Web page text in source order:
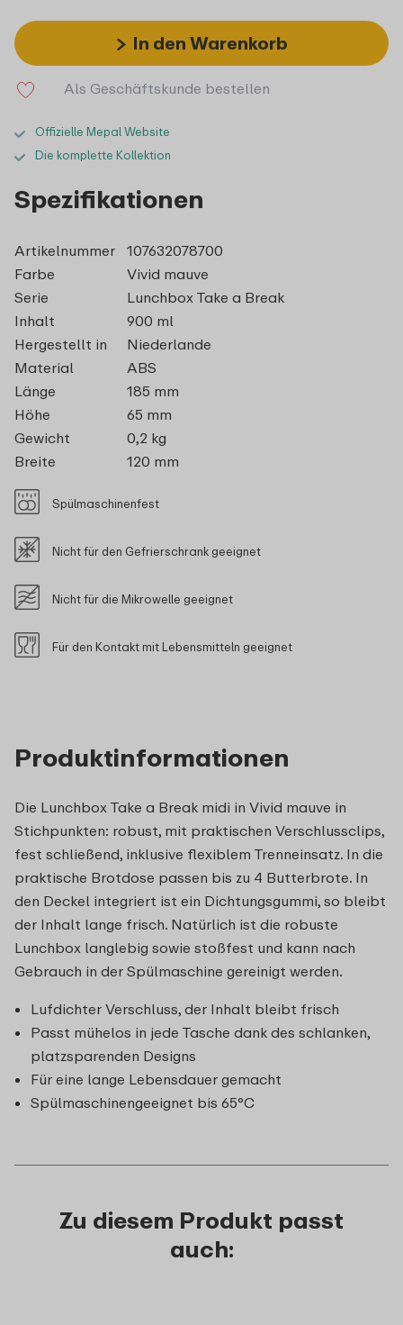
In den Warenkorb
Als Geschäftskunde bestellen
Offizielle Mepal Website
Die komplette Kollektion
Produktinformationen
Die Lunchbox Take a Break midi in Vivid mauve in
Stichpunkten: robust, mit praktischen Verschlussclips,
fest schließend, inklusive flexiblem Trenneinsatz. In die
praktische Brotdose passen bis zu 4 Butterbrote. In
den Deckel integriert ist ein Dichtungsgummi, so bleibt
der Inhalt lange frisch. Natürlich ist die robuste
Lunchbox langlebig sowie stoßfest und kann nach
Gebrauch in der Spülmaschine gereinigt werden.
Lufdichter Verschluss, der Inhalt bleibt frisch
Passt mühelos in jede Tasche dank des schlanken,
platzsparenden Designs
Für eine lange Lebensdauer gemacht
Spülmaschinengeeignet bis 65°C
Spezifikationen
Artikelnummer
107632078700
Farbe
Vivid mauve
Serie
Lunchbox Take a Break
Inhalt
900 ml
Hergestellt in
Niederlande
Material
ABS
Länge
185 mm
Höhe
65 mm
Gewicht
0,2 kg
Breite
120 mm
Spülmaschinenfest
Nicht für den Gefrierschrank geeignet
Nicht für die Mikrowelle geeignet
Für den Kontakt mit Lebensmitteln geeignet
Zu diesem Produkt passt
auch: